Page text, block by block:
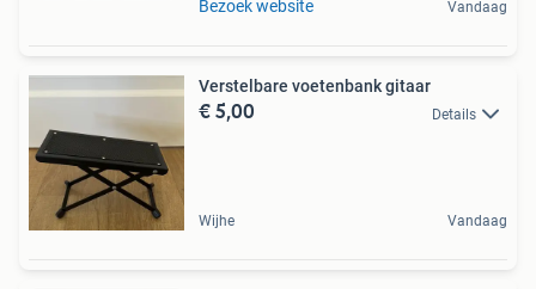
Bezoek website Vandaag
Verstelbare voetenbank gitaar
€ 5,00 Details
Wijhe Vandaag